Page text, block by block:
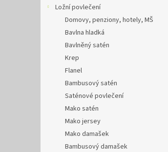
Ložní povlečení
Domovy, penziony, hotely, MŠ
Bavlna hladká
Bavlněný satén
Krep
Flanel
Bambusový satén
Saténové povlečení
Mako satén
Mako jersey
Mako damašek
Bambusový damašek